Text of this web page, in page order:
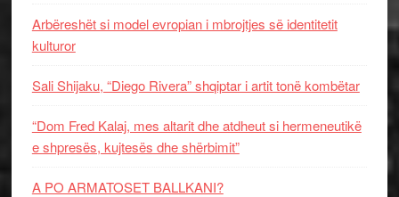
Arbëreshët si model evropian i mbrojtjes së identitetit
kulturor
Sali Shijaku, “Diego Rivera” shqiptar i artit tonë kombëtar
“Dom Fred Kalaj, mes altarit dhe atdheut si hermeneutikë
e shpresës, kujtesës dhe shërbimit”
A PO ARMATOSET BALLKANI?